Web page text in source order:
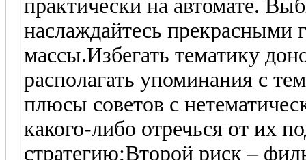
практически на автомате.
наслаждайтесь прекрасными
массы.Избегать тематику
располагать упоминания с
плюсы советов с
какого-либо отречься от их
стратегию;Второй риск –